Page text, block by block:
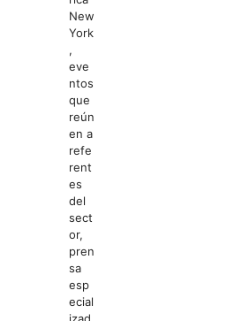
New
York
,
eve
ntos
que
reún
en a
refe
rent
es
del
sect
or,
pren
sa
esp
ecial